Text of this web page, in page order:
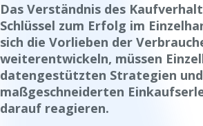
Das Verständnis des
Schlüssel zum Erfolg im
sich die Vorlieben der
weiterentwickeln, müssen
datengestützten Strategien und
maßgeschneiderten
darauf reagieren.